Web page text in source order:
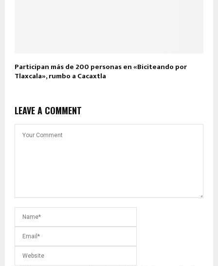
Participan más de 200 personas en «Biciteando por
Tlaxcala», rumbo a Cacaxtla
LEAVE A COMMENT